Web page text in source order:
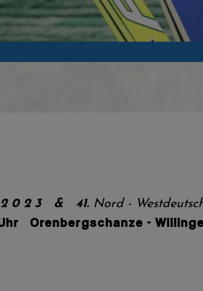
2 0 2 3 &41. Nord -
Orenbergschanze -